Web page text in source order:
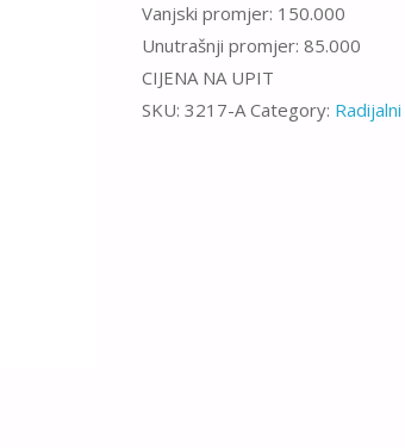
Vanjski promjer: 150.000
Unutrašnji promjer: 85.000
CIJENA NA UPIT
SKU: 3217-A Category: